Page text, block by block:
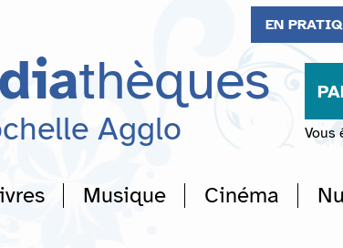
EN
thèques
Agglo Vous
Musique Cinéma